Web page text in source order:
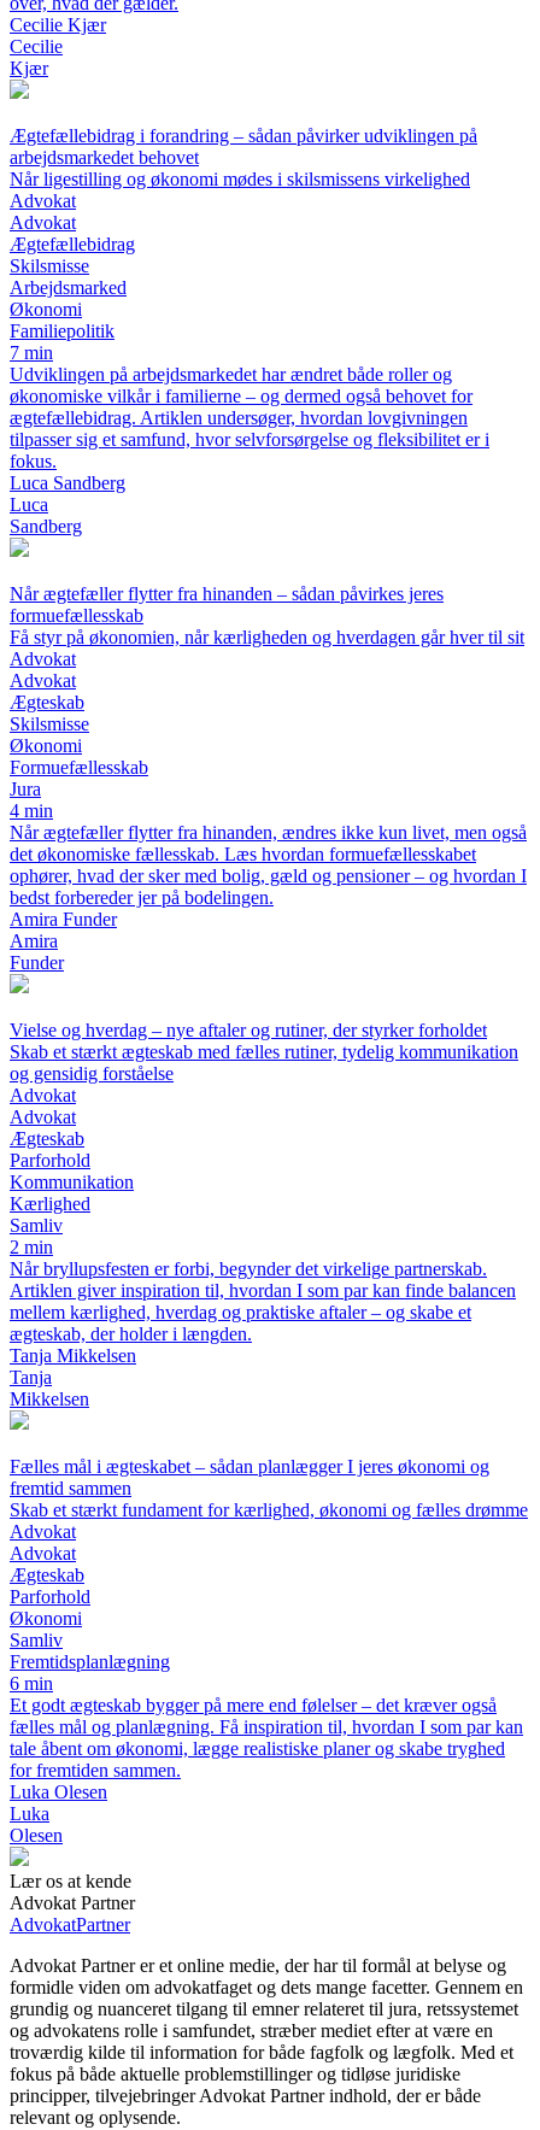
Cecilie Kjær
Cecilie
Kjær
Ægtefællebidrag i forandring – sådan påvirker udviklingen på
arbejdsmarkedet behovet
Når ligestilling og økonomi mødes i skilsmissens virkelighed
Advokat
Advokat
Ægtefællebidrag
Skilsmisse
Arbejdsmarked
Økonomi
Familiepolitik
7 min
Udviklingen på arbejdsmarkedet har ændret både roller og
økonomiske vilkår i familierne – og dermed også behovet for
ægtefællebidrag. Artiklen undersøger, hvordan lovgivningen
tilpasser sig et samfund, hvor selvforsørgelse og fleksibilitet er i
fokus.
Luca Sandberg
Luca
Sandberg
Når ægtefæller flytter fra hinanden – sådan påvirkes jeres
formuefællesskab
Få styr på økonomien, når kærligheden og hverdagen går hver til sit
Advokat
Advokat
Ægteskab
Skilsmisse
Økonomi
Formuefællesskab
Jura
4 min
Når ægtefæller flytter fra hinanden, ændres ikke kun livet, men også
det økonomiske fællesskab. Læs hvordan formuefællesskabet
ophører, hvad der sker med bolig, gæld og pensioner – og hvordan I
bedst forbereder jer på bodelingen.
Amira Funder
Amira
Funder
Vielse og hverdag – nye aftaler og rutiner, der styrker forholdet
Skab et stærkt ægteskab med fælles rutiner, tydelig kommunikation
og gensidig forståelse
Advokat
Advokat
Ægteskab
Parforhold
Kommunikation
Kærlighed
Samliv
2 min
Når bryllupsfesten er forbi, begynder det virkelige partnerskab.
Artiklen giver inspiration til, hvordan I som par kan finde balancen
mellem kærlighed, hverdag og praktiske aftaler – og skabe et
ægteskab, der holder i længden.
Tanja Mikkelsen
Tanja
Mikkelsen
Fælles mål i ægteskabet – sådan planlægger I jeres økonomi og
fremtid sammen
Skab et stærkt fundament for kærlighed, økonomi og fælles drømme
Advokat
Advokat
Ægteskab
Parforhold
Økonomi
Samliv
Fremtidsplanlægning
6 min
Et godt ægteskab bygger på mere end følelser – det kræver også
fælles mål og planlægning. Få inspiration til, hvordan I som par kan
tale åbent om økonomi, lægge realistiske planer og skabe tryghed
for fremtiden sammen.
Luka Olesen
Luka
Olesen
Lær os at kende
Advokat Partner
AdvokatPartner
Advokat Partner er et online medie, der har til formål at belyse og
formidle viden om advokatfaget og dets mange facetter. Gennem en
grundig og nuanceret tilgang til emner relateret til jura, retssystemet
og advokatens rolle i samfundet, stræber mediet efter at være en
troværdig kilde til information for både fagfolk og lægfolk. Med et
fokus på både aktuelle problemstillinger og tidløse juridiske
principper, tilvejebringer Advokat Partner indhold, der er både
relevant og oplysende.